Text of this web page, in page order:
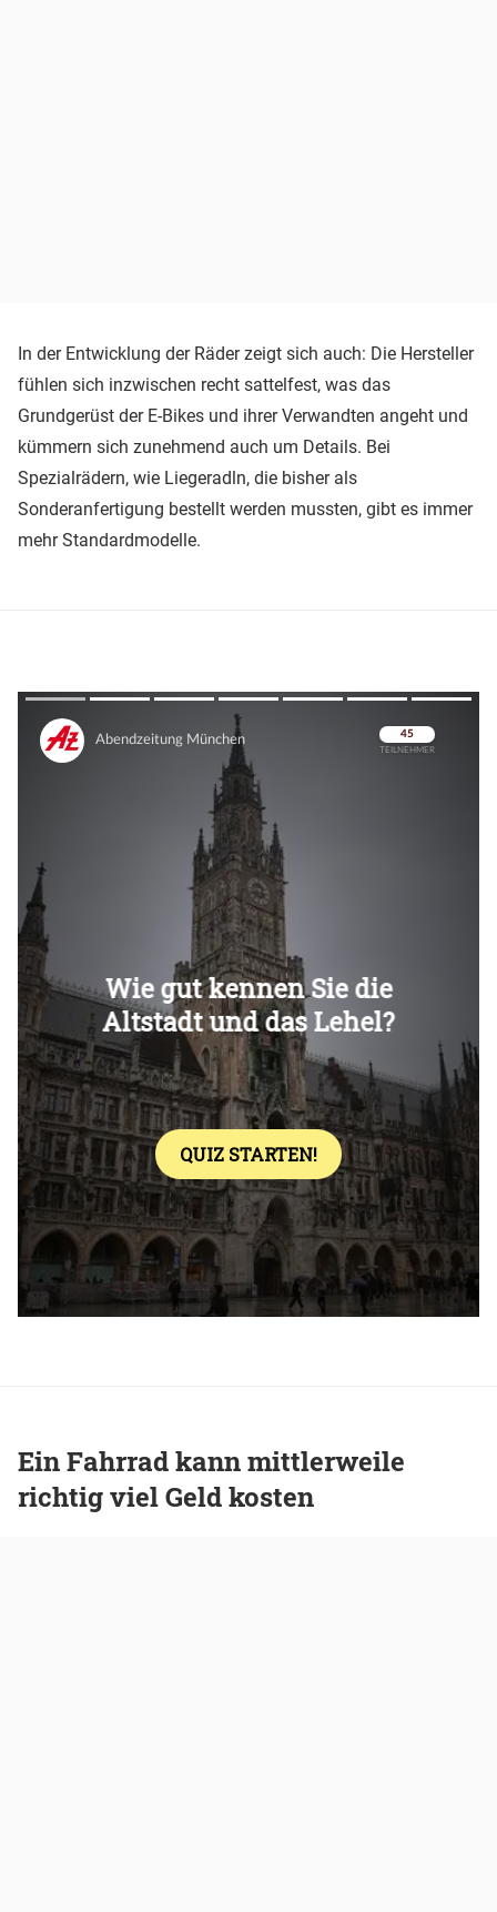
In der Entwicklung der Räder zeigt sich auch: Die Hersteller
fühlen sich inzwischen recht sattelfest, was das
Grundgerüst der E-Bikes und ihrer Verwandten angeht und
kümmern sich zunehmend auch um Details. Bei
Spezialrädern, wie Liegeradln, die bisher als
Sonderanfertigung bestellt werden mussten, gibt es immer
mehr Standardmodelle.
Überspringen
Überspringen
Ein Fahrrad kann mittlerweile
richtig viel Geld kosten